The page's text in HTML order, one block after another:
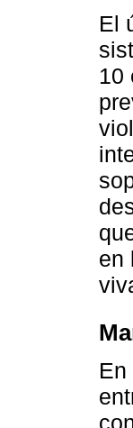
El
10
en